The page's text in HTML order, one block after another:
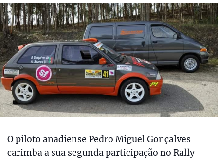
O piloto anadiense Pedro Miguel Gonçalves
carimba a sua segunda participação no Rally